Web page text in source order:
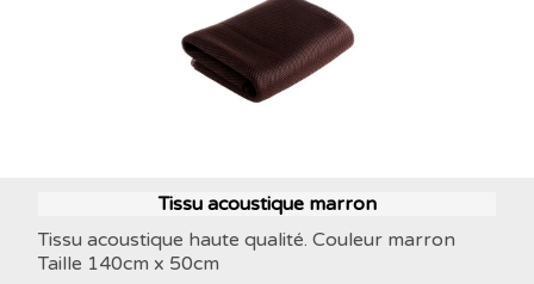
Tissu acoustique marron
Tissu acoustique haute qualité. Couleur marron
Taille 140cm x 50cm